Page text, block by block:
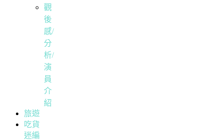
觀
後
感/
分
析/
演
員
介
紹
旅遊
吃貨
迷編